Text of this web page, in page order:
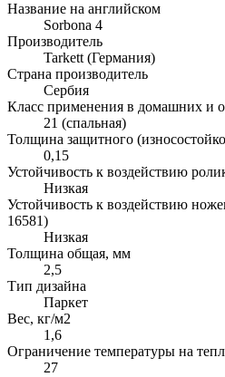
Название на английском
Sorbona 4
Производитель
Tarkett (Германия)
Страна производитель
Сербия
Класс применения в домашних и
21 (спальная)
Толщина защитного
0,15
Устойчивость к воздействию
Низкая
Устойчивость к воздействию
16581)
Низкая
Толщина общая, мм
2,5
Тип дизайна
Паркет
Вес, кг/м2
1,6
Ограничение температуры на
27